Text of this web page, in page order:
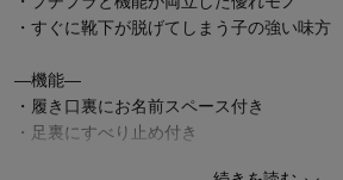
・すぐに靴下が脱げてしまう子の強い味方
―機能―
・履き口裏にお名前スペース付き
・足裏にすべり止め付き